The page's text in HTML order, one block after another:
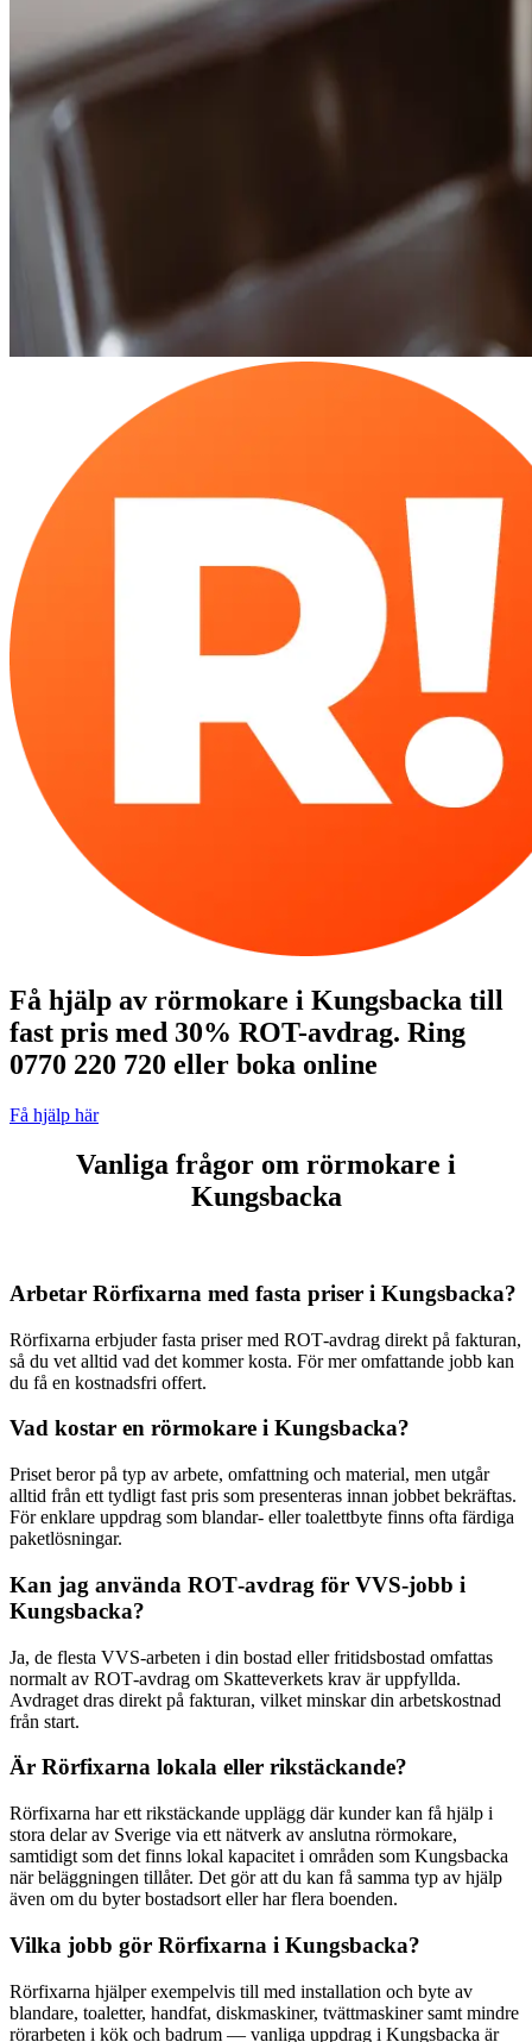
Få hjälp av rörmokare i Kungsbacka till
fast pris med 30% ROT-avdrag. Ring
0770 220 720 eller boka online
Få hjälp här
Vanliga frågor om rörmokare i
Kungsbacka
Arbetar Rörfixarna med fasta priser i Kungsbacka?
Rörfixarna erbjuder fasta priser med ROT‑avdrag direkt på fakturan,
så du vet alltid vad det kommer kosta. För mer omfattande jobb kan
du få en kostnadsfri offert.
Vad kostar en rörmokare i Kungsbacka?
Priset beror på typ av arbete, omfattning och material, men utgår
alltid från ett tydligt fast pris som presenteras innan jobbet bekräftas.
För enklare uppdrag som blandar‑ eller toalettbyte finns ofta färdiga
paketlösningar.
Kan jag använda ROT‑avdrag för VVS‑jobb i
Kungsbacka?
Ja, de flesta VVS‑arbeten i din bostad eller fritidsbostad omfattas
normalt av ROT‑avdrag om Skatteverkets krav är uppfyllda.
Avdraget dras direkt på fakturan, vilket minskar din arbetskostnad
från start.
Är Rörfixarna lokala eller rikstäckande?
Rörfixarna har ett rikstäckande upplägg där kunder kan få hjälp i
stora delar av Sverige via ett nätverk av anslutna rörmokare,
samtidigt som det finns lokal kapacitet i områden som Kungsbacka
när beläggningen tillåter. Det gör att du kan få samma typ av hjälp
även om du byter bostadsort eller har flera boenden.
Vilka jobb gör Rörfixarna i Kungsbacka?
Rörfixarna hjälper exempelvis till med installation och byte av
blandare, toaletter, handfat, diskmaskiner, tvättmaskiner samt mindre
rörarbeten i kök och badrum — vanliga uppdrag i Kungsbacka är